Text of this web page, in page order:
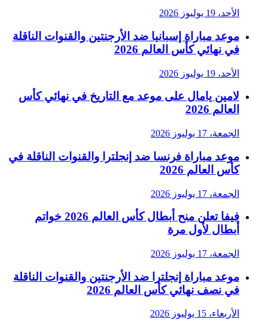
الأحد، 19 يوليوز 2026
موعد مباراة إسبانيا ضد الأرجنتين والقنوات الناقلة
في نهائي كأس العالم 2026
الأحد، 19 يوليوز 2026
لامين يامال على موعد مع التاريخ في نهائي كأس
العالم 2026
الجمعة، 17 يوليوز 2026
موعد مباراة فرنسا ضد إنجلترا والقنوات الناقلة في
كأس العالم 2026
الجمعة، 17 يوليوز 2026
فيفا تعلن منح أبطال كأس العالم 2026 خواتم
أبطال لأول مرة
الجمعة، 17 يوليوز 2026
موعد مباراة إنجلترا ضد الأرجنتين والقنوات الناقلة
في نصف نهائي كأس العالم 2026
الأربعاء، 15 يوليوز 2026